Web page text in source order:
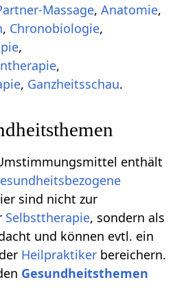
Massage, Anatomie,
, Chronobiologie,
,
,
, Ganzheitsschau.
enthält
sind nicht zur
Selbsttherapie, sondern als
und können evtl. ein
Heilpraktiker bereichern.
Gesundheitsthemen